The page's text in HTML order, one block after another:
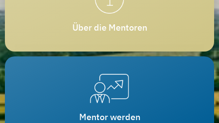
Über die Mentoren
Mentor werden